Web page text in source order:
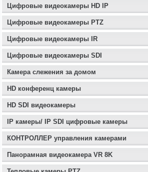
Цифровые видеокамеры HD IP
Цифровые видеокамеры PTZ
Цифровые видеокамеры IR
Цифровые видеокамеры SDI
Камера слежения за домом
HD конференц камеры
HD SDI видеокамеры
IP камеры/ IP SDI цифровые камеры
КОНТРОЛЛЕР управления камерами
Панорамная видеокамера VR 8K